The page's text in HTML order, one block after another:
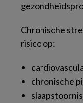
Chronische
risico op:
chronische